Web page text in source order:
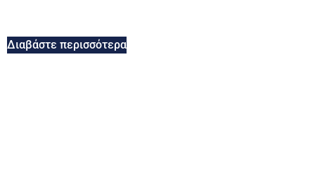
Διαβάστε περισσότερα